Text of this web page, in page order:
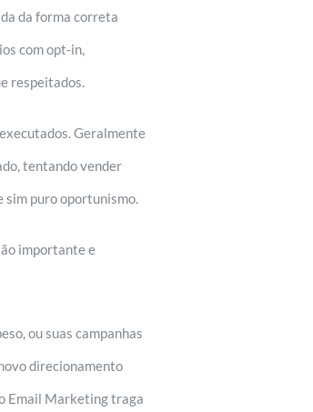
da forma correta
com opt-in,
respeitados.
Geralmente
tentando vender
sim puro oportunismo.
importante e
ou suas campanhas
direcionamento
Email Marketing traga